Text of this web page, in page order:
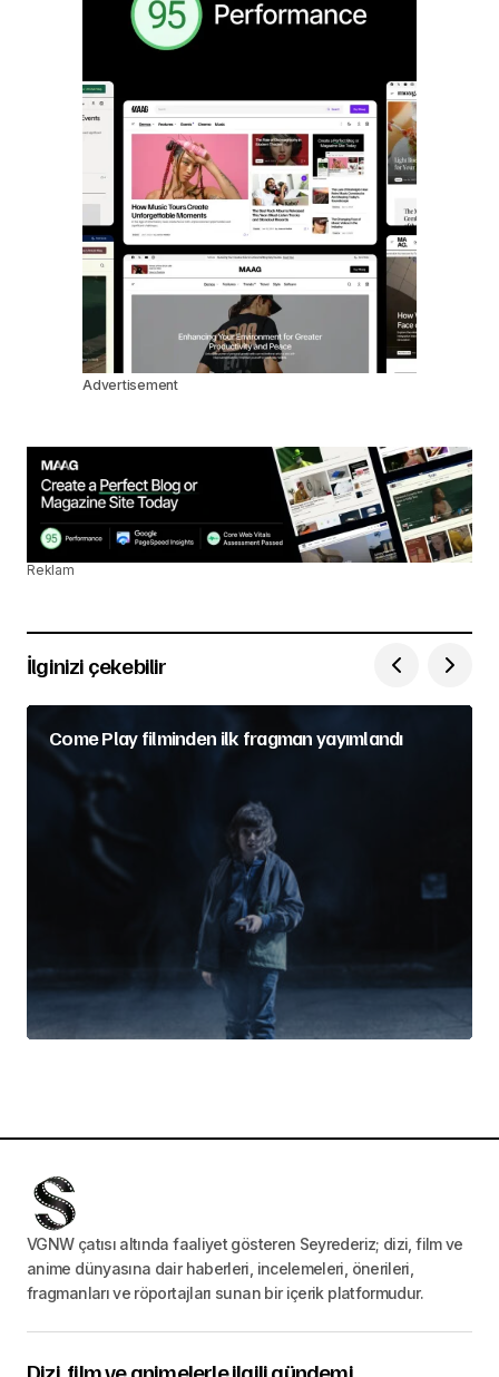
Advertisement
Reklam
İlginizi çekebilir
Come Play filminden ilk fragman yayımlandı
VGNW çatısı altında faaliyet gösteren Seyrederiz; dizi, film ve
anime dünyasına dair haberleri, incelemeleri, önerileri,
fragmanları ve röportajları sunan bir içerik platformudur.
Dizi, film ve animelerle ilgili gündemi